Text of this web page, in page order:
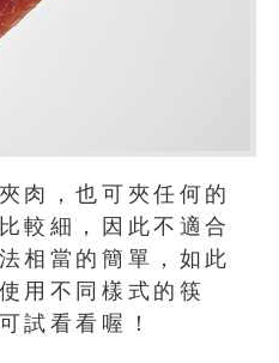
肉，也可夾任何的
較細，因此不適合
相當的簡單，如此
用不同樣式的筷
試看看喔！